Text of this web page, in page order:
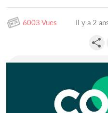
6003 Vues Il y a 2